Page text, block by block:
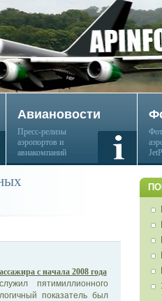
Авиановости
Пресс-релизы
аэропортов и
авиакомпаний
с начала 2008 года
пятимиллионного
показатель был